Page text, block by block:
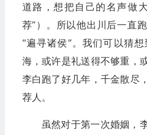
道路，想把自己的名声做
荐”）。所以他出川后一直
“遍寻诸侯”。我们可以猜
海，或许是礼送得不够重，
李白跑了好几年，千金散尽
荐人。
虽然对于第一次婚姻，